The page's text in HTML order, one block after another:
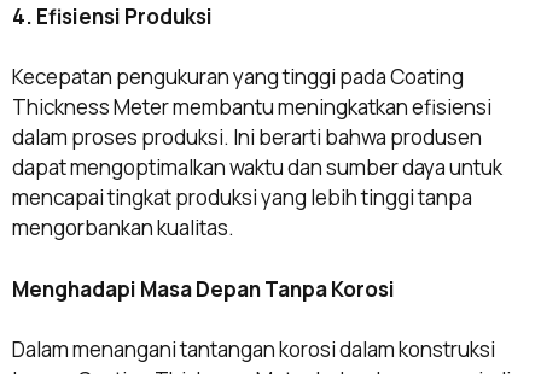
4. Efisiensi Produksi
Kecepatan pengukuran yang tinggi pada Coating
Thickness Meter membantu meningkatkan efisiensi
dalam proses produksi. Ini berarti bahwa produsen
dapat mengoptimalkan waktu dan sumber daya untuk
mencapai tingkat produksi yang lebih tinggi tanpa
mengorbankan kualitas.
Menghadapi Masa Depan Tanpa Korosi
Dalam menangani tantangan korosi dalam konstruksi